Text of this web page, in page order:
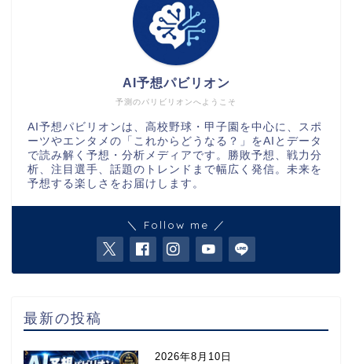
予測のパリビリオンへようこそ
AI予想パビリオン
AI予想パビリオンは、高校野球・甲子園を中心に、スポ
ーツやエンタメの「これからどうなる？」をAIとデータ
で読み解く予想・分析メディアです。勝敗予想、戦力分
析、注目選手、話題のトレンドまで幅広く発信。未来を
予想する楽しさをお届けします。
＼ Follow me ／
最新の投稿
2026年8月10日